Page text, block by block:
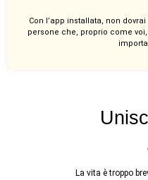
Con l’app installata, non
persone che, proprio come
La vita è troppo